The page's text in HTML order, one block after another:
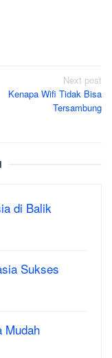
Next post
Kenapa Wifi Tidak Bisa
Tersambung
di Balik
Sukses
Mudah